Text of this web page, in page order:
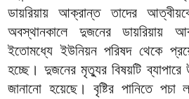
ডায়রিয়ায় আক্রান্ত তাদের
অবস্থানকালে দুজনের ডায়রিয়ায়
ইতোমধ্যে ইউনিয়ন পরিষদ থেকে
হচ্ছে। দুজনের মৃত্যুর বিষয়টি ব্যাপারে
জানানো হয়েছে। বৃষ্টির পানিতে